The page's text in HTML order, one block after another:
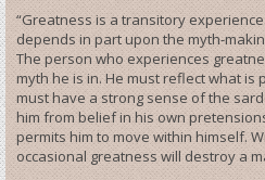
“Greatness is a transitory
depends in part upon the myth-
The person who experiences
myth he is in. He must reflect what is
must have a strong sense of the
him from belief in his own
permits him to move within himself.
occasional greatness will destroy a